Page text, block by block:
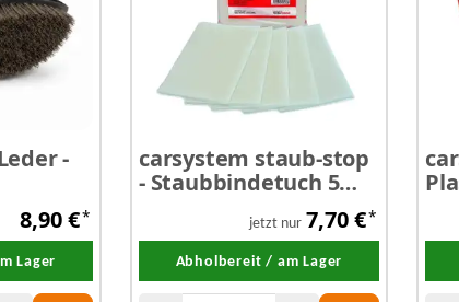
-
8,90 €*
Lager
carsystem staub-stop
- Staubbindetuch 5
jetzt nur 7,70 €*
Abholbereit / am Lager